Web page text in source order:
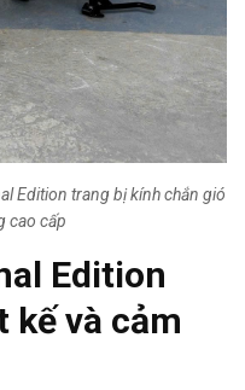
Edition trang bị kính chắn gió
cao cấp
Edition
kế và cảm